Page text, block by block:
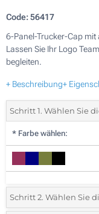
Code:56417
6-Panel-Trucker-Cap
Lassen Sie Ihr Logo
begleiten.
+ Beschreibung+
Schritt 1. Wählen Sie
* Farbe wählen:
Schritt 2. Wählen Sie